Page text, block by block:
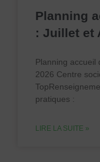
Planning
: Juillet et
Planning accueil
2026 Centre
pratiques :
LIRE LA SUITE »